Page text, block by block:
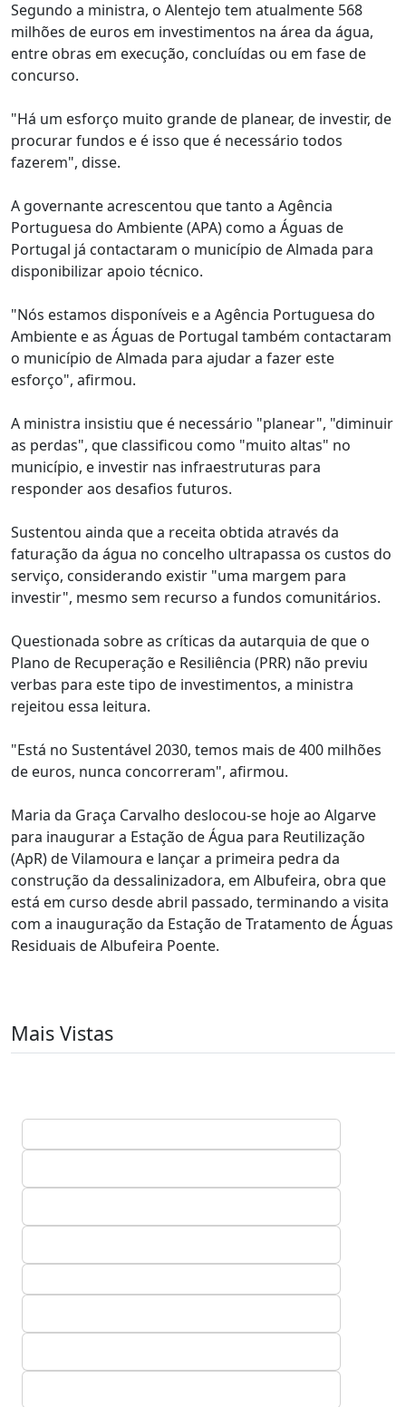
Segundo a ministra, o Alentejo tem atualmente 568
milhões de euros em investimentos na área da água,
entre obras em execução, concluídas ou em fase de
concurso.
"Há um esforço muito grande de planear, de investir, de
procurar fundos e é isso que é necessário todos
fazerem", disse.
A governante acrescentou que tanto a Agência
Portuguesa do Ambiente (APA) como a Águas de
Portugal já contactaram o município de Almada para
disponibilizar apoio técnico.
"Nós estamos disponíveis e a Agência Portuguesa do
Ambiente e as Águas de Portugal também contactaram
o município de Almada para ajudar a fazer este
esforço", afirmou.
A ministra insistiu que é necessário "planear", "diminuir
as perdas", que classificou como "muito altas" no
município, e investir nas infraestruturas para
responder aos desafios futuros.
Sustentou ainda que a receita obtida através da
faturação da água no concelho ultrapassa os custos do
serviço, considerando existir "uma margem para
investir", mesmo sem recurso a fundos comunitários.
Questionada sobre as críticas da autarquia de que o
Plano de Recuperação e Resiliência (PRR) não previu
verbas para este tipo de investimentos, a ministra
rejeitou essa leitura.
"Está no Sustentável 2030, temos mais de 400 milhões
de euros, nunca concorreram", afirmou.
Maria da Graça Carvalho deslocou-se hoje ao Algarve
para inaugurar a Estação de Água para Reutilização
(ApR) de Vilamoura e lançar a primeira pedra da
construção da dessalinizadora, em Albufeira, obra que
está em curso desde abril passado, terminando a visita
com a inauguração da Estação de Tratamento de Águas
Residuais de Albufeira Poente.
Mais Vistas